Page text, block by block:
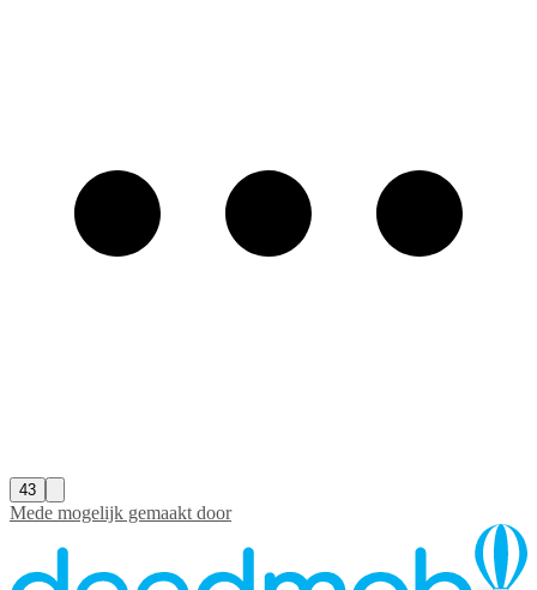
43
Mede mogelijk gemaakt door